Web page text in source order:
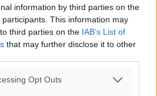
information by third parties on the
participants. This information may
third parties on the IAB’s List of
that may further disclose it to other
Opt Outs